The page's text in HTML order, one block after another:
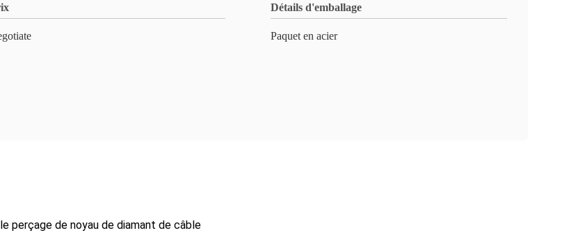
Détails d'emballage
Paquet en acier
perçage de noyau de diamant de câble